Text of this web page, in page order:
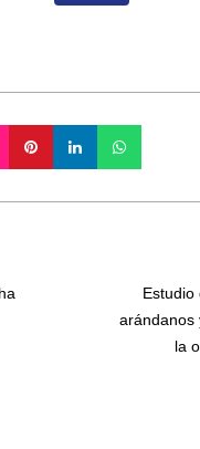
Estudio
arándanos
la